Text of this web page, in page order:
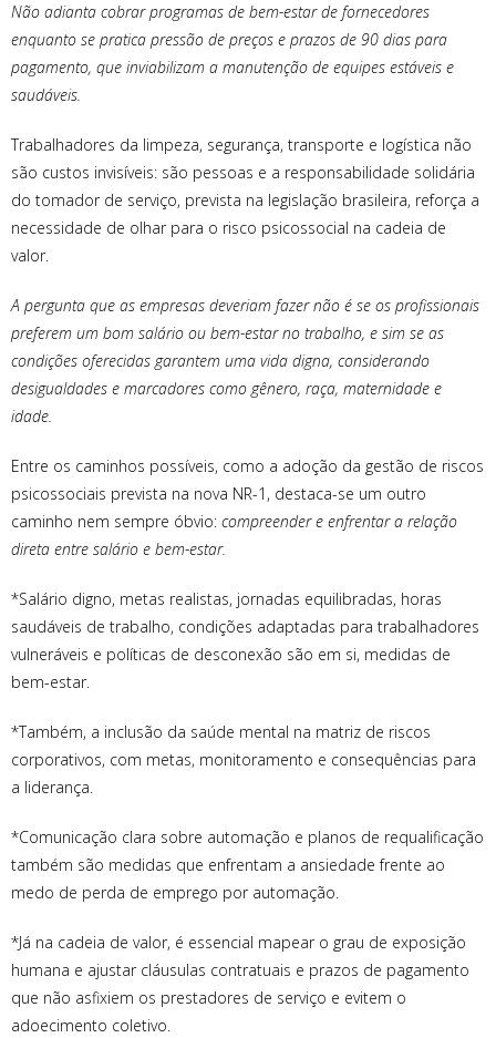
Não adianta cobrar programas de bem-estar de fornecedores
enquanto se pratica pressão de preços e prazos de 90 dias para
pagamento, que inviabilizam a manutenção de equipes estáveis e
saudáveis.
Trabalhadores da limpeza, segurança, transporte e logística não
são custos invisíveis: são pessoas e a responsabilidade solidária
do tomador de serviço, prevista na legislação brasileira, reforça a
necessidade de olhar para o risco psicossocial na cadeia de
valor.
A pergunta que as empresas deveriam fazer não é se os profissionais
preferem um bom salário ou bem-estar no trabalho, e sim se as
condições oferecidas garantem uma vida digna, considerando
desigualdades e marcadores como gênero, raça, maternidade e
idade.
Entre os caminhos possíveis, como a adoção da gestão de riscos
psicossociais prevista na nova NR-1, destaca-se um outro
caminho nem sempre óbvio: compreender e enfrentar a relação
direta entre salário e bem-estar.
*Salário digno, metas realistas, jornadas equilibradas, horas
saudáveis de trabalho, condições adaptadas para trabalhadores
vulneráveis e políticas de desconexão são em si, medidas de
bem-estar.
*Também, a inclusão da saúde mental na matriz de riscos
corporativos, com metas, monitoramento e consequências para
a liderança.
*Comunicação clara sobre automação e planos de requalificação
também são medidas que enfrentam a ansiedade frente ao
medo de perda de emprego por automação.
*Já na cadeia de valor, é essencial mapear o grau de exposição
humana e ajustar cláusulas contratuais e prazos de pagamento
que não asfixiem os prestadores de serviço e evitem o
adoecimento coletivo.